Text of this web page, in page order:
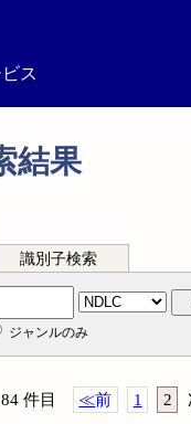
ス
結果
識別子検索
ジャンルのみ
84 件目 ≪前 1 2